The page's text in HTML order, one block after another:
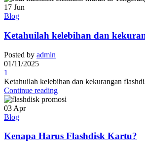
17 Jun
Blog
Ketahuilah kelebihan dan
Posted by admin
01/11/2025
1
Ketahuilah kelebihan dan kekurangan
Continue reading
03 Apr
Blog
Kenapa Harus Flashdisk Kartu?